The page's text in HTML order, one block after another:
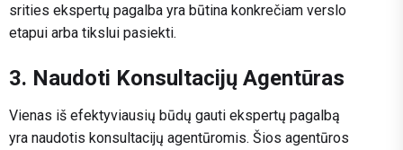
srities ekspertų pagalba yra būtina konkrečiam verslo
etapui arba tikslui pasiekti.
3. Naudoti Konsultacijų Agentūras
Vienas iš efektyviausių būdų gauti ekspertų pagalbą
yra naudotis konsultacijų agentūromis. Šios agentūros